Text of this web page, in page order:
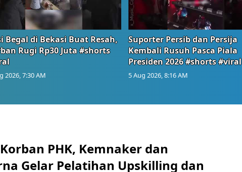
Begal di Bekasi Buat Resah,
Rugi Rp30 Juta #shorts
2026, 7:30 AM
Suporter Persib dan Persija
Kembali Rusuh Pasca Piala
Presiden 2026 #shorts #viral
5 Aug 2026, 8:16 AM
PHK, Kemnaker dan
Gelar Pelatihan Upskilling dan